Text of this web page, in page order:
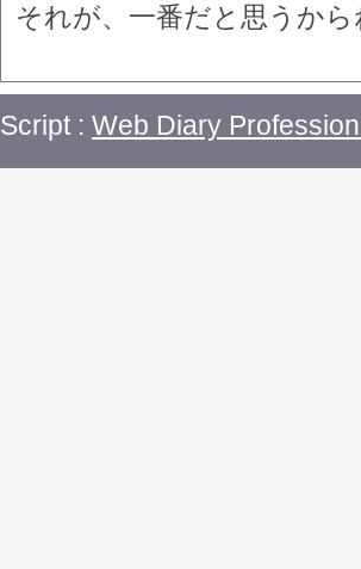
それが、一番だと思うから
Script : Web Diary